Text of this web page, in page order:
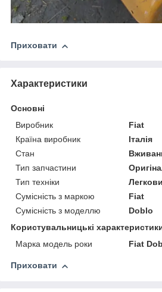
Приховати
Характеристики
Основні
Виробник
Fiat
Країна виробник
Італія
Стан
Тип запчастини
Тип техніки
Сумісність з маркою
Fiat
Сумісність з моделлю
Doblo
Користувальницькі
Марка модель роки
Fiat
Приховати